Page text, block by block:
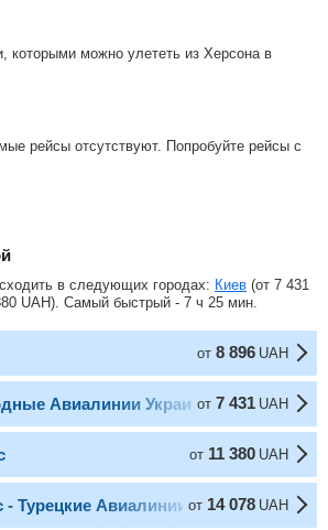
которыми можно улететь из Херсона в
рейсы отсутствуют. Попробуйте рейсы с
в следующих городах: Киев (от 7 431
UAH). Самый быстрый - 7 ч 25 мин.
от 8 896 UAH
Авиалинии Украины
от 7 431 UAH
от 11 380 UAH
Турецкие Авиалинии от 14 078 UAH